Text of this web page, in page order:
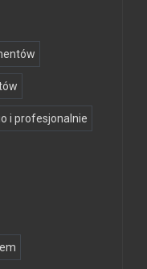
i profesjonalnie